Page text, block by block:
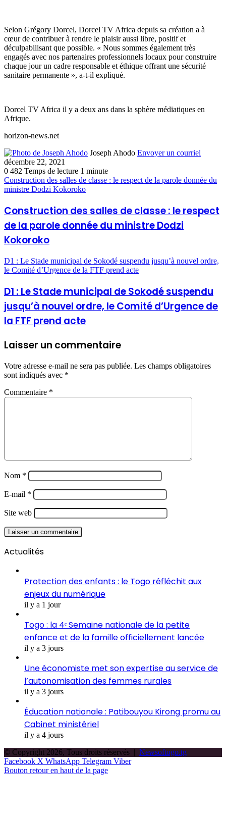
Selon Grégory Dorcel, Dorcel TV Africa depuis sa création a à
cœur de contribuer à rendre le plaisir aussi libre, positif et
déculpabilisant que possible. « Nous sommes également très
engagés avec nos partenaires professionnels locaux pour construire
chaque jour un cadre responsable et éthique offrant une sécurité
sanitaire permanente », a-t-il expliqué.
Dorcel TV Africa il y a deux ans dans la sphère médiatiques en
Afrique.
horizon-news.net
Joseph Ahodo Envoyer un courriel
décembre 22, 2021
0 482 Temps de lecture 1 minute
Construction des salles de classe : le respect de la parole donnée du
ministre Dodzi Kokoroko
Construction des salles de classe : le respect
de la parole donnée du ministre Dodzi
Kokoroko
D1 : Le Stade municipal de Sokodé suspendu jusqu’à nouvel ordre,
le Comité d’Urgence de la FTF prend acte
D1 : Le Stade municipal de Sokodé suspendu
jusqu’à nouvel ordre, le Comité d’Urgence de
la FTF prend acte
Laisser un commentaire
Votre adresse e-mail ne sera pas publiée. Les champs obligatoires
sont indiqués avec *
Commentaire *
Nom *
E-mail *
Site web
Actualités
Protection des enfants : le Togo réfléchit aux
enjeux du numérique
il y a 1 jour
Togo : la 4ᵉ Semaine nationale de la petite
enfance et de la famille officiellement lancée
il y a 3 jours
Une économiste met son expertise au service de
l’autonomisation des femmes rurales
il y a 3 jours
Éducation nationale : Patibouyou Kirong promu au
Cabinet ministériel
il y a 4 jours
© Copyright 2026, Tous droits réservés | Newsoftogo.tg
Facebook X WhatsApp Telegram Viber
Bouton retour en haut de la page